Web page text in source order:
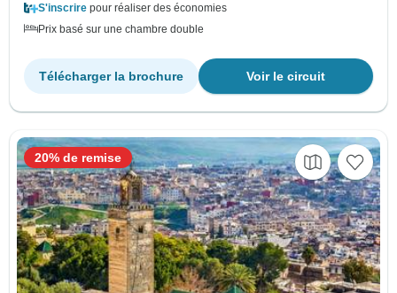
S'inscrire pour réaliser des économies
Prix basé sur une chambre double
Voir le circuit
Télécharger la brochure
20% de remise